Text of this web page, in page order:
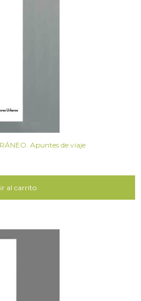
Apuntes de viaje
al carrito